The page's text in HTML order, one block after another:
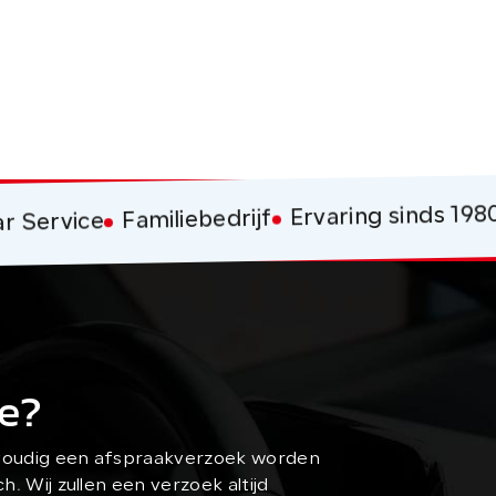
Familiebedrijf Ervaring sinds 1980
een afspraakverzoek worden
Wij zullen een verzoek altijd